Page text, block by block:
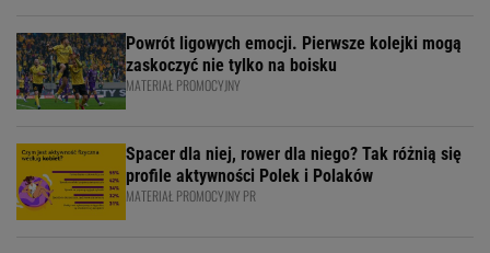
Powrót ligowych emocji. Pierwsze kolejki mogą
zaskoczyć nie tylko na boisku
MATERIAŁ PROMOCYJNY
Spacer dla niej, rower dla niego? Tak różnią się
profile aktywności Polek i Polaków
MATERIAŁ PROMOCYJNY PR